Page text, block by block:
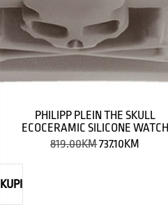
PHILIPP PLEIN THE SKULL
ECOCERAMIC SILICONE WATCH
819.00KM737.10 KM
KUPI